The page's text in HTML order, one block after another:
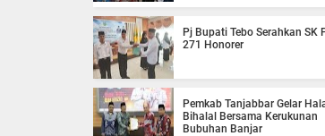
Pj Bupati Tebo Serahkan SK
271 Honorer
Pemkab Tanjabbar Gelar
Bihalal Bersama Kerukunan
Bubuhan Banjar